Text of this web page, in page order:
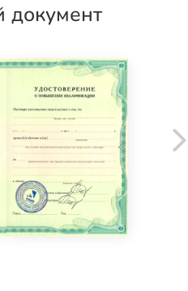
документ